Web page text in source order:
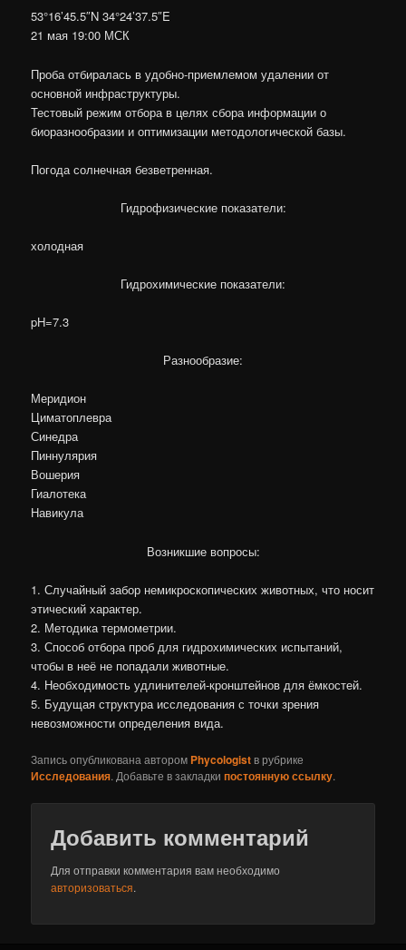
53°16’45.5″N 34°24’37.5″E
21 мая 19:00 МСК
Проба отбиралась в удобно-приемлемом удалении от
основной инфраструктуры.
Тестовый режим отбора в целях сбора информации о
биоразнообразии и оптимизации методологической базы.
Погода солнечная безветренная.
Гидрофизические показатели:
холодная
Гидрохимические показатели:
pH=7.3
Разнообразие:
Меридион
Циматоплевра
Синедра
Пиннулярия
Вошерия
Гиалотека
Навикула
Возникшие вопросы:
1. Случайный забор немикроскопических животных, что носит
этический характер.
2. Методика термометрии.
3. Способ отбора проб для гидрохимических испытаний,
чтобы в неё не попадали животные.
4. Необходимость удлинителей-кронштейнов для ёмкостей.
5. Будущая структура исследования с точки зрения
невозможности определения вида.
Запись опубликована автором Phycologist в рубрике
Исследования. Добавьте в закладкипостоянную ссылку.
Добавить комментарий
Для отправки комментария вам необходимо
авторизоваться.